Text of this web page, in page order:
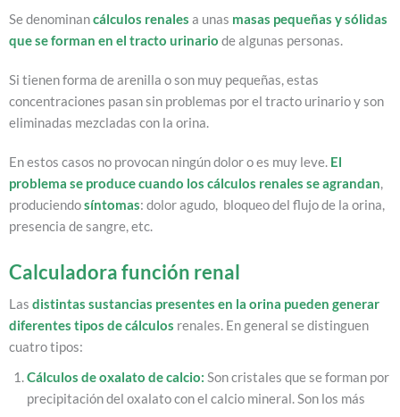
Se denominancálculos renales a unas masas pequeñas y sólidas
que se forman en el tracto urinario de algunas personas.
Si tienen forma de arenilla o son muy pequeñas, estas
concentraciones pasan sin problemas por el tracto urinario y son
eliminadas mezcladas con la orina.
En estos casos no provocan ningún dolor o es muy leve. El
problema se produce cuando los cálculos renales se agrandan,
produciendosíntomas: dolor agudo, bloqueo del flujo de la orina,
presencia de sangre, etc.
Calculadora función renal
Las distintas sustancias presentes en la orina pueden generar
diferentes tipos de cálculos renales. En general se distinguen
cuatro tipos:
Cálculos de oxalato de calcio: Son cristales que se forman por
precipitación del oxalato con el calcio mineral. Son los más